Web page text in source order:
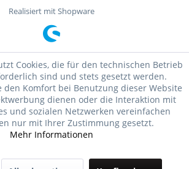
Realisiert mit Shopware
Cookies, die für den technischen Betrieb
sind und stets gesetzt werden.
den Komfort bei Benutzung dieser Website
dienen oder die Interaktion mit
und sozialen Netzwerken vereinfachen
nur mit Ihrer Zustimmung gesetzt.
Mehr Informationen